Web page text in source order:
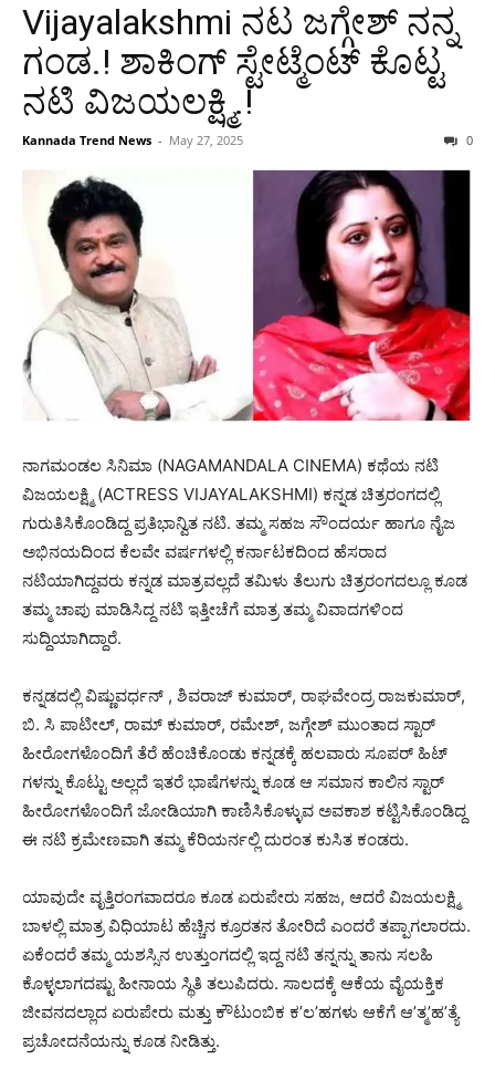
Vijayalakshmi ನಟ ಜಗ್ಗೇಶ್ ನನ್ನ
ಗಂಡ.! ಶಾಕಿಂಗ್ ಸ್ಟೇಟ್ಮೆಂಟ್ ಕೊಟ್ಟ
ನಟಿ ವಿಜಯಲಕ್ಷ್ಮಿ.!
Kannada Trend News - May 27, 2025 0
ನಾಗಮಂಡಲ ಸಿನಿಮಾ (NAGAMANDALA CINEMA) ಕಥೆಯ ನಟಿ
ವಿಜಯಲಕ್ಷ್ಮಿ (ACTRESS VIJAYALAKSHMI) ಕನ್ನಡ ಚಿತ್ರರಂಗದಲ್ಲಿ
ಗುರುತಿಸಿಕೊಂಡಿದ್ದ ಪ್ರತಿಭಾನ್ವಿತ ನಟಿ. ತಮ್ಮ ಸಹಜ ಸೌಂದರ್ಯ ಹಾಗೂ ನೈಜ
ಅಭಿನಯದಿಂದ ಕೆಲವೇ ವರ್ಷಗಳಲ್ಲಿ ಕರ್ನಾಟಕದಿಂದ ಹೆಸರಾದ
ನಟಿಯಾಗಿದ್ದವರು ಕನ್ನಡ ಮಾತ್ರವಲ್ಲದೆ ತಮಿಳು ತೆಲುಗು ಚಿತ್ರರಂಗದಲ್ಲೂ ಕೂಡ
ತಮ್ಮ ಚಾಪು ಮಾಡಿಸಿದ್ದ ನಟಿ ಇತ್ತೀಚೆಗೆ ಮಾತ್ರ ತಮ್ಮ ವಿವಾದಗಳಿಂದ
ಸುದ್ದಿಯಾಗಿದ್ದಾರೆ.
ಕನ್ನಡದಲ್ಲಿ ವಿಷ್ಣುವರ್ಧನ್ , ಶಿವರಾಜ್ ಕುಮಾರ್, ರಾಘವೇಂದ್ರ ರಾಜಕುಮಾರ್,
ಬಿ. ಸಿ ಪಾಟೀಲ್, ರಾಮ್ ಕುಮಾರ್, ರಮೇಶ್, ಜಗ್ಗೇಶ್ ಮುಂತಾದ ಸ್ಟಾರ್
ಹೀರೋಗಳೊಂದಿಗೆ ತೆರೆ ಹೆಂಚಿಕೊಂಡು ಕನ್ನಡಕ್ಕೆ ಹಲವಾರು ಸೂಪರ್ ಹಿಟ್
ಗಳನ್ನು ಕೊಟ್ಟು ಅಲ್ಲದೆ ಇತರೆ ಭಾಷೆಗಳನ್ನು ಕೂಡ ಆ ಸಮಾನ ಕಾಲಿನ ಸ್ಟಾರ್
ಹೀರೋಗಳೊಂದಿಗೆ ಜೋಡಿಯಾಗಿ ಕಾಣಿಸಿಕೊಳ್ಳುವ ಅವಕಾಶ ಕಟ್ಟಿಸಿಕೊಂಡಿದ್ದ
ಈ ನಟಿ ಕ್ರಮೇಣವಾಗಿ ತಮ್ಮ ಕೆರಿಯರ್ನಲ್ಲಿ ದುರಂತ ಕುಸಿತ ಕಂಡರು.
ಯಾವುದೇ ವೃತ್ತಿರಂಗವಾದರೂ ಕೂಡ ಏರುಪೇರು ಸಹಜ, ಆದರೆ ವಿಜಯಲಕ್ಷ್ಮಿ
ಬಾಳಲ್ಲಿ ಮಾತ್ರ ವಿಧಿಯಾಟ ಹೆಚ್ಚಿನ ಕ್ರೂರತನ ತೋರಿದೆ ಎಂದರೆ ತಪ್ಪಾಗಲಾರದು.
ಏಕೆಂದರೆ ತಮ್ಮ ಯಶಸ್ಸಿನ ಉತ್ತುಂಗದಲ್ಲಿ ಇದ್ದ ನಟಿ ತನ್ನನ್ನು ತಾನು ಸಲಹಿ
ಕೊಳ್ಳಲಾಗದಷ್ಟು ಹೀನಾಯ ಸ್ಥಿತಿ ತಲುಪಿದರು. ಸಾಲದಕ್ಕೆ ಆಕೆಯ ವೈಯಕ್ತಿಕ
ಜೀವನದಲ್ಲಾದ ಏರುಪೇರು ಮತ್ತು ಕೌಟುಂಬಿಕ ಕ’ಲ’ಹಗಳು ಆಕೆಗೆ ಆ’ತ್ಮ’ಹ’ತ್ಯೆ
ಪ್ರಚೋದನೆಯನ್ನು ಕೂಡ ನೀಡಿತ್ತು.